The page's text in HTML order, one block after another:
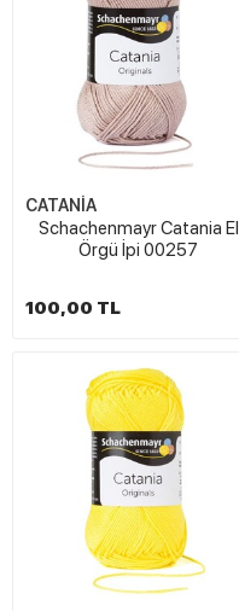
CATANİA
Schachenmayr Catania El
Örgü İpi 00257
100,00 TL